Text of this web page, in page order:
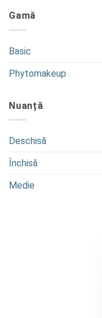
Gamă
Basic
Phytomakeup
Nuanță
Deschisă
Închisă
Medie